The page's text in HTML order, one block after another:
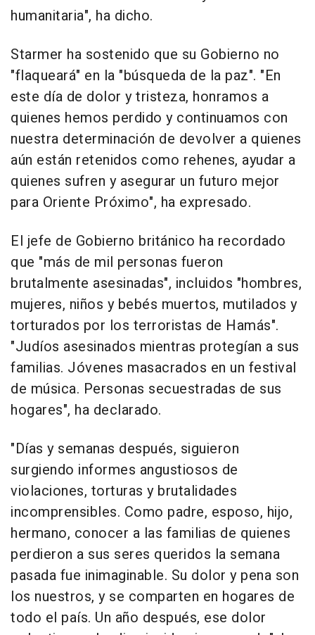
humanitaria", ha dicho.
Starmer ha sostenido que su Gobierno no
"flaqueará" en la "búsqueda de la paz". "En
este día de dolor y tristeza, honramos a
quienes hemos perdido y continuamos con
nuestra determinación de devolver a quienes
aún están retenidos como rehenes, ayudar a
quienes sufren y asegurar un futuro mejor
para Oriente Próximo", ha expresado.
El jefe de Gobierno británico ha recordado
que "más de mil personas fueron
brutalmente asesinadas", incluidos "hombres,
mujeres, niños y bebés muertos, mutilados y
torturados por los terroristas de Hamás".
"Judíos asesinados mientras protegían a sus
familias. Jóvenes masacrados en un festival
de música. Personas secuestradas de sus
hogares", ha declarado.
"Días y semanas después, siguieron
surgiendo informes angustiosos de
violaciones, torturas y brutalidades
incomprensibles. Como padre, esposo, hijo,
hermano, conocer a las familias de quienes
perdieron a sus seres queridos la semana
pasada fue inimaginable. Su dolor y pena son
los nuestros, y se comparten en hogares de
todo el país. Un año después, ese dolor